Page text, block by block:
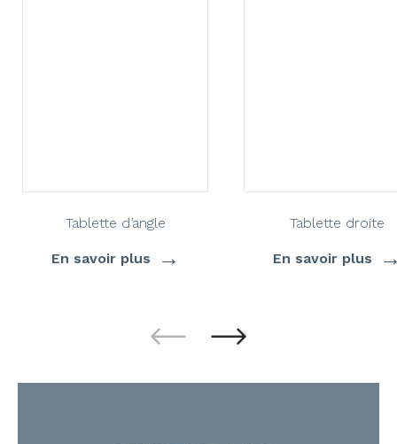
Tablette d’angle
En savoir plus →
Tablette droite
En savoir plus